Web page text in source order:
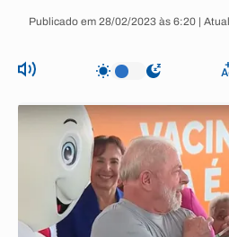
Publicado em 28/02/2023 às 6:20 |